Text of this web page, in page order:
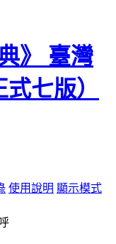
使用說明 顯示模式